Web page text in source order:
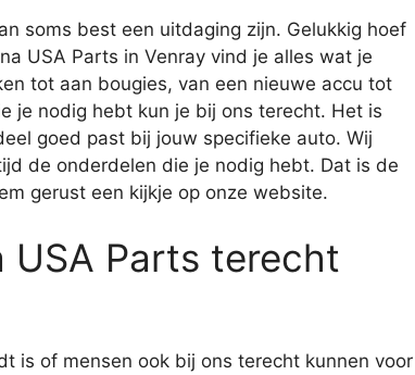
soms best een uitdaging zijn. Gelukkig hoef
USA Parts in Venray vind je alles wat je
tot aan bougies, van een nieuwe accu tot
je nodig hebt kun je bij ons terecht. Het is
goed past bij jouw specifieke auto. Wij
de onderdelen die je nodig hebt. Dat is de
gerust een kijkje op onze website.
USA Parts terecht
is of mensen ook bij ons terecht kunnen voor